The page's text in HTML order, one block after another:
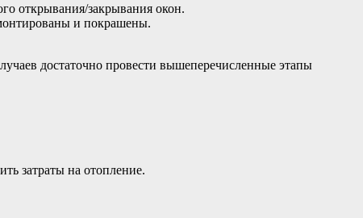
открывания/закрывания окон.
и покрашены.
достаточно провести вышеперечисленные этапы
затраты на отопление.